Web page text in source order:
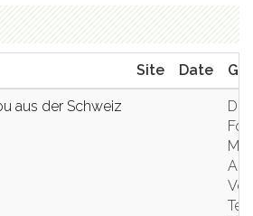
Site Date
aus der Schweiz